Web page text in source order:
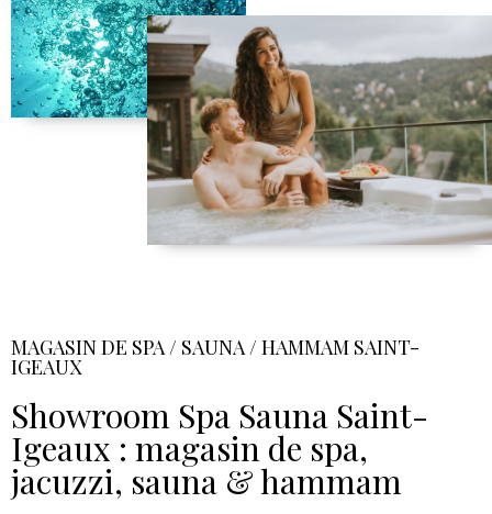
MAGASIN DE SPA / SAUNA / HAMMAM SAINT-
IGEAUX
Showroom Spa Sauna Saint-
Igeaux : magasin de spa,
jacuzzi, sauna & hammam